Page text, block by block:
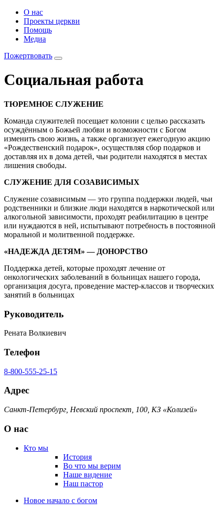
О нас
Проекты церкви
Помощь
Медиа
Пожертвовать
Социальная работа
ТЮРЕМНОЕ СЛУЖЕНИЕ
Команда служителей посещает колонии с целью рассказать
осуждённым о Божьей любви и возможности с Богом
изменить свою жизнь, а также организует ежегодную акцию
«Рождественский подарок», осуществляя сбор подарков и
доставляя их в дома детей, чьи родители находятся в местах
лишения свободы.
СЛУЖЕНИЕ ДЛЯ СОЗАВИСИМЫХ
Служение созависимым — это группа поддержки людей, чьи
родственники и близкие люди находятся в наркотической или
алкогольной зависимости, проходят реабилитацию в центре
или нуждаются в ней, испытывают потребность в постоянной
моральной и молитвенной поддержке.
«НАДЕЖДА ДЕТЯМ» — ДОНОРСТВО
Поддержка детей, которые проходят лечение от
онкологических заболеваний в больницах нашего города,
организация досуга, проведение мастер-классов и творческих
занятий в больницах
Руководитель
Рената Волкиевич
Телефон
8-800-555-25-15
Адрес
Санкт-Петербург, Невский проспект, 100, КЗ «Колизей»
О нас
Кто мы
История
Во что мы верим
Наше видение
Наш пастор
Новое начало с богом